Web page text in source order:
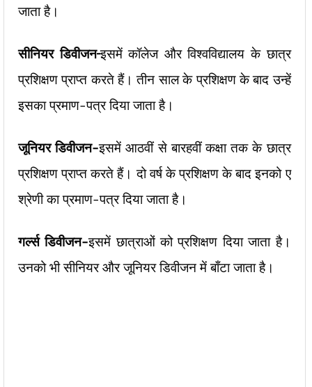
जाता है।
सीनियर डिवीजन–इसमें कॉलेज और विश्वविद्यालय के छात्र
प्रशिक्षण प्राप्त करते हैं। तीन साल के प्रशिक्षण के बाद उन्हें
इसका प्रमाण-पत्र दिया जाता है।
जूनियर डिवीजन-इसमें आठवीं से बारहवीं कक्षा तक के छात्र
प्रशिक्षण प्राप्त करते हैं। दो वर्ष के प्रशिक्षण के बाद इनको ए
श्रेणी का प्रमाण-पत्र दिया जाता है।
गर्ल्स डिवीजन-इसमें छात्राओं को प्रशिक्षण दिया जाता है।
उनको भी सीनियर और जूनियर डिवीजन में बाँटा जाता है।